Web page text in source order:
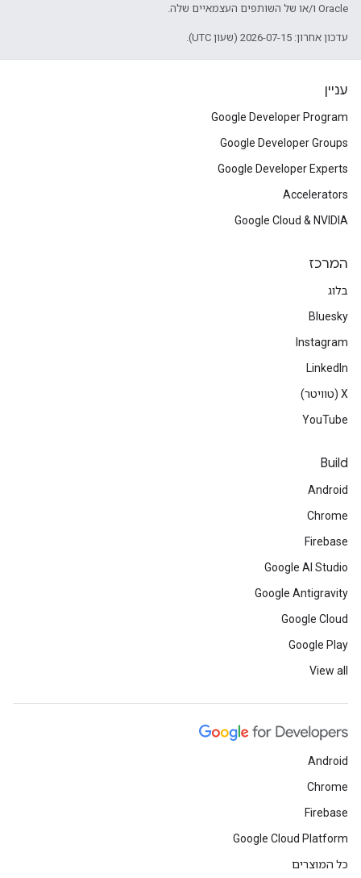
Oracle ו/או של השותפים העצמאיים שלה.
עדכון אחרון: 2026-07-15 (שעון UTC).
עניין
Google Developer Program
Google Developer Groups
Google Developer Experts
Accelerators
Google Cloud & NVIDIA
המרכז
בלוג
Bluesky
Instagram
LinkedIn
‫X (טוויטר)
YouTube
Build
Android
Chrome
Firebase
Google AI Studio
Google Antigravity
Google Cloud
Google Play
View all
Android
Chrome
Firebase
Google Cloud Platform
כל המוצרים